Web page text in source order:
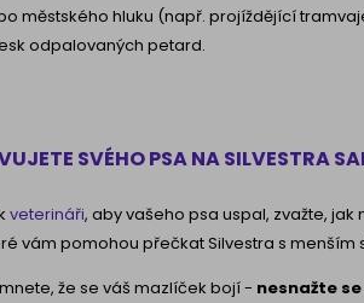
městského hluku (např. projíždějící
odpalovaných petard.
SVÉHO PSA NA SILVESTRA
veterináři, aby vašeho psa uspal, zvažte,
vám pomohou přečkat Silvestra s menším
že se váš mazlíček bojí - nesnažte